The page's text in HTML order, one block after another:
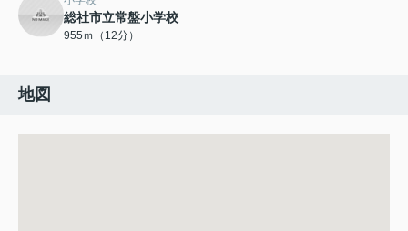
総社市立常盤小学校
955ｍ（12分）
地図